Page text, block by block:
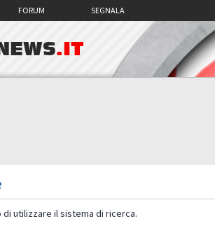
FORUM SEGNALA
NEWS.IT
utilizzare il sistema di ricerca.